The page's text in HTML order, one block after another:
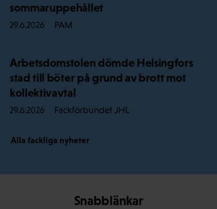
sommaruppehållet
29.6.2026 PAM
Arbetsdomstolen dömde Helsingfors
stad till böter på grund av brott mot
kollektivavtal
29.6.2026 Fackförbundet JHL
Alla fackliga nyheter
Snabblänkar